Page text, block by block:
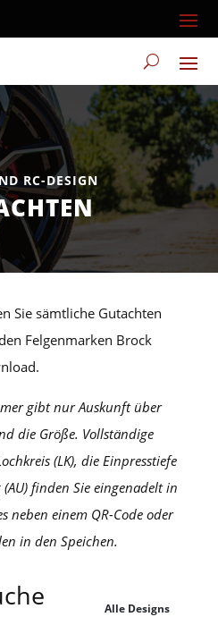
RC-DESIGN
Sie sämtliche Gutachten
Felgenmarken Brock
gibt nur Auskunft über
die Größe. Vollständige
(LK), die Einpresstiefe
finden Sie eingenadelt in
neben einem QR-Code oder
in den Speichen.
Alle Designs